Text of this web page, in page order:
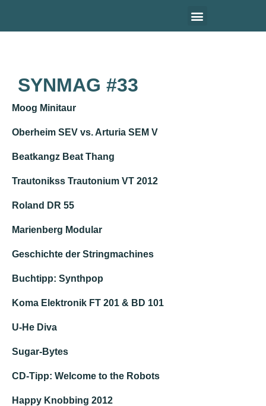
SYNMAG #33
Moog Minitaur
Oberheim SEV vs. Arturia SEM V
Beatkangz Beat Thang
Trautonikss Trautonium VT 2012
Roland DR 55
Marienberg Modular
Geschichte der Stringmachines
Buchtipp: Synthpop
Koma Elektronik FT 201 & BD 101
U-He Diva
Sugar-Bytes
CD-Tipp: Welcome to the Robots
Happy Knobbing 2012